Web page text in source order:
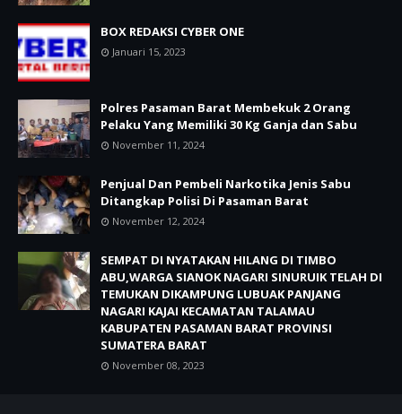
BOX REDAKSI CYBER ONE
Januari 15, 2023
Polres Pasaman Barat Membekuk 2 Orang
Pelaku Yang Memiliki 30 Kg Ganja dan Sabu
November 11, 2024
Penjual Dan Pembeli Narkotika Jenis Sabu
Ditangkap Polisi Di Pasaman Barat
November 12, 2024
SEMPAT DI NYATAKAN HILANG DI TIMBO
ABU,WARGA SIANOK NAGARI SINURUIK TELAH DI
TEMUKAN DIKAMPUNG LUBUAK PANJANG
NAGARI KAJAI KECAMATAN TALAMAU
KABUPATEN PASAMAN BARAT PROVINSI
SUMATERA BARAT
November 08, 2023